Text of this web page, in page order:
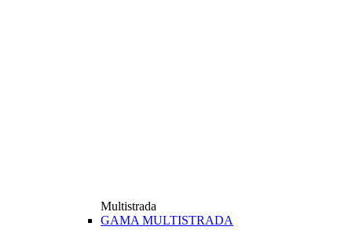
Multistrada
GAMA MULTISTRADA